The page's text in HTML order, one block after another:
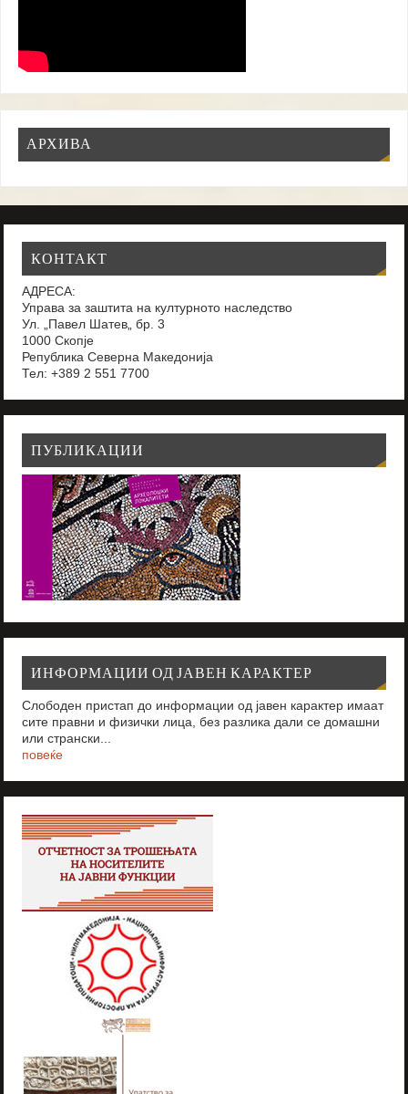
АРХИВА
КОНТАКТ
АДРЕСА:
Управа за заштита на културното наследство
Ул. „Павел Шатев„ бр. 3
1000 Скопје
Република Северна Македонија
Тел: +389 2 551 7700
ПУБЛИКАЦИИ
ИНФОРМАЦИИ ОД ЈАВЕН КАРАКТЕР
Слободен пристап до информации од јавен карактер имаат
сите правни и физички лица, без разлика дали се домашни
или странски...
повеќе